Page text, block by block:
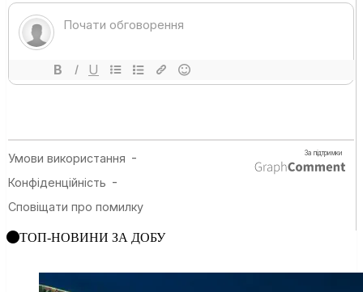
ТОП-НОВИНИ ЗА ДОБУ